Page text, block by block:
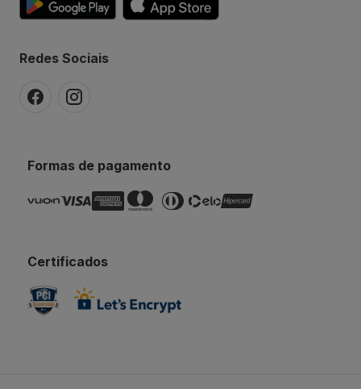
Redes Sociais
Formas de pagamento
Certificados